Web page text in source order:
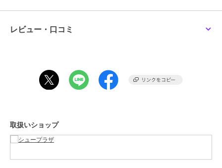
アッパー(表面素材)：合成皮革
ソール(靴底)：合成底
ゴム底／合成底
レビュー・口コミ
取扱いショップ